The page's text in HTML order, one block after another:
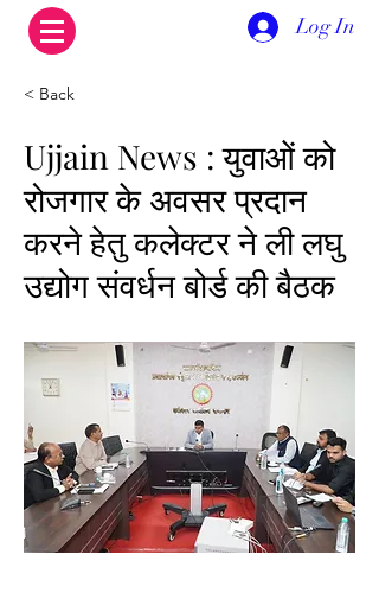
Log In
< Back
Ujjain News : युवाओं को
रोजगार के अवसर प्रदान
करने हेतु कलेक्टर ने ली लघु
उद्योग संवर्धन बोर्ड की बैठक